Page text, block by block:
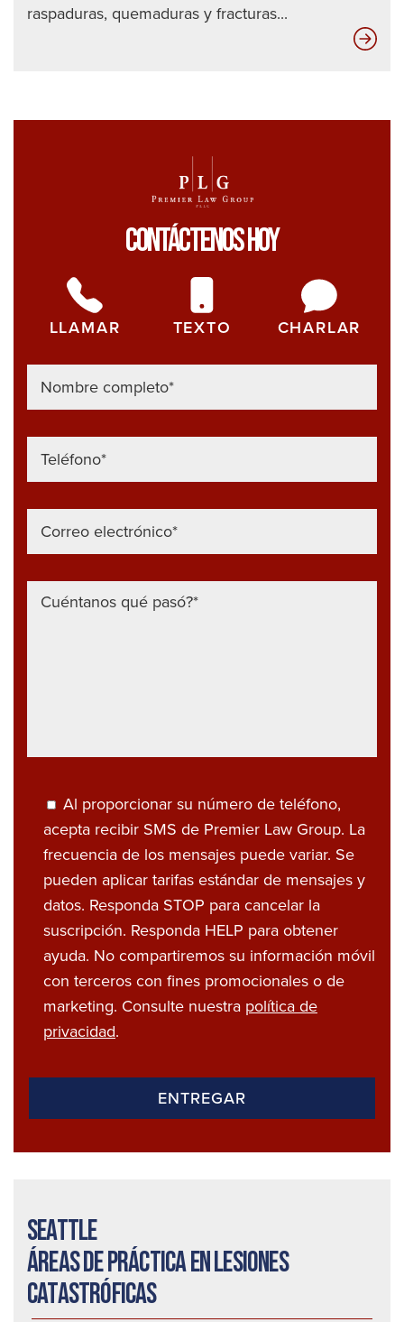
raspaduras, quemaduras y fracturas...
y
Contáctenos Hoy
LLAMAR TEXTO CHARLAR
Al proporcionar su número de teléfono,
acepta recibir SMS de Premier Law Group. La
frecuencia de los mensajes puede variar. Se
pueden aplicar tarifas estándar de mensajes y
datos. Responda STOP para cancelar la
suscripción. Responda HELP para obtener
ayuda. No compartiremos su información móvil
con terceros con fines promocionales o de
marketing. Consulte nuestra política de
privacidad.
Seattle
Áreas de práctica en lesiones
catastróficas